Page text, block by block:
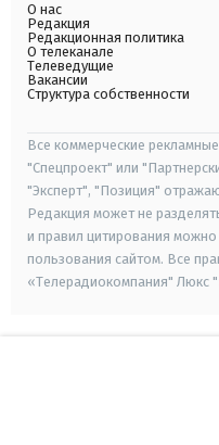
О нас
Редакция
Редакционная политика
О телеканале
Телеведущие
Вакансии
Структура собственности
Все коммерческие
"Спецпроект" или
"Эксперт", "Позиция"
Редакция может не
и правил цитирования
пользования сайтом. Все
«Телерадиокомпания" Люкс